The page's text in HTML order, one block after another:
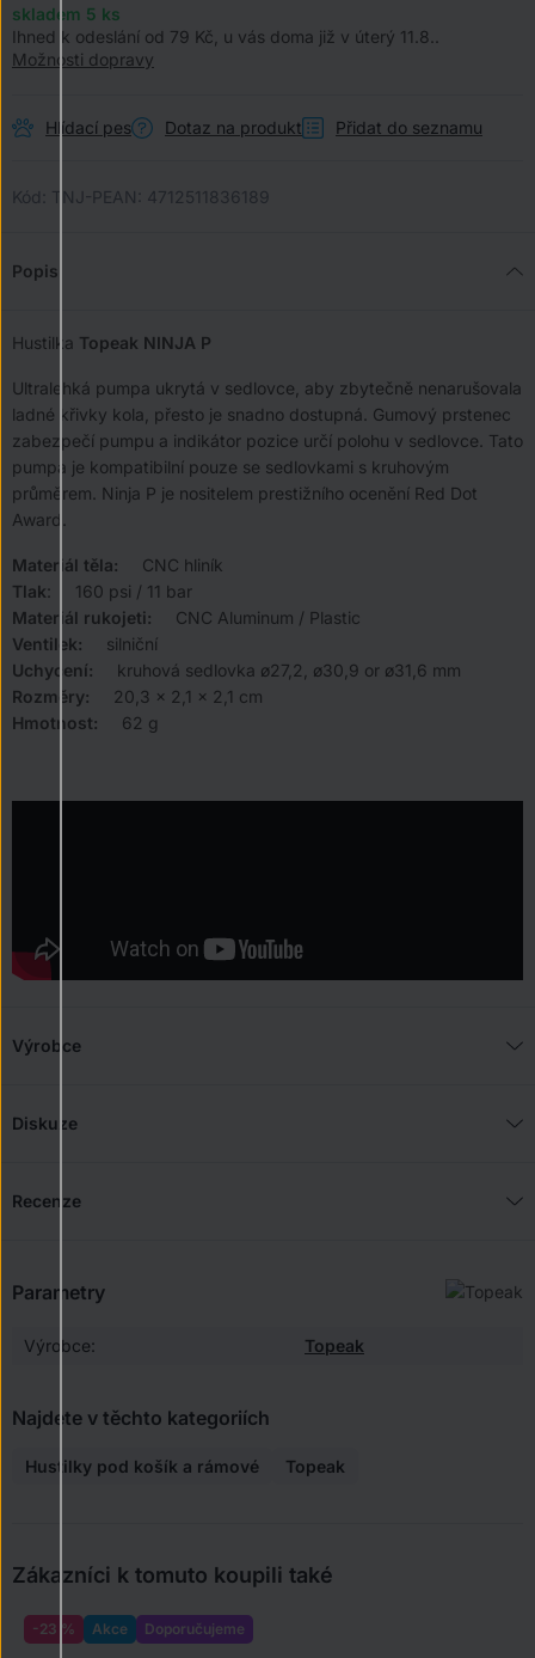
skladem 5 ks
Ihned k odeslání od 79 Kč, u vás doma již v úterý 11.8..
Možnosti dopravy
Hlídací pes Dotaz na produkt Přidat do seznamu
Kód: TNJ-PEAN: 4712511836189
Popis
Hustilka Topeak NINJA P
Ultralehká pumpa ukrytá v sedlovce, aby zbytečně nenarušovala
ladné křivky kola, přesto je snadno dostupná. Gumový prstenec
zabezpečí pumpu a indikátor pozice určí polohu v sedlovce. Tato
pumpa je kompatibilní pouze se sedlovkami s kruhovým
průměrem. Ninja P je nositelem prestižního ocenění Red Dot
Award.
Materiál těla: CNC hliník
Tlak: 160 psi / 11 bar
Materiál rukojeti: CNC Aluminum / Plastic
Ventilek:
silniční
Uchycení: kruhová sedlovka ø27,2, ø30,9 or ø31,6 mm
Rozměry: 20,3 x 2,1 x 2,1 cm
Hmotnost: 62 g
Výrobce
Diskuze
Recenze
Parametry
Výrobce: Topeak
Najdete v těchto kategoriích
Hustilky pod košík a rámové Topeak
Zákazníci k tomuto koupili také
-23 % Akce Doporučujeme